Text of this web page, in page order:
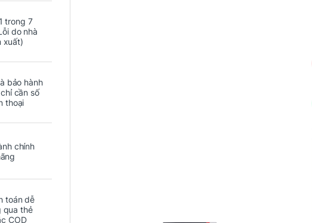
trong 7
do nhà
xuất)
bảo hành
cần số
thoại
chính
toán dễ
qua thẻ
COD